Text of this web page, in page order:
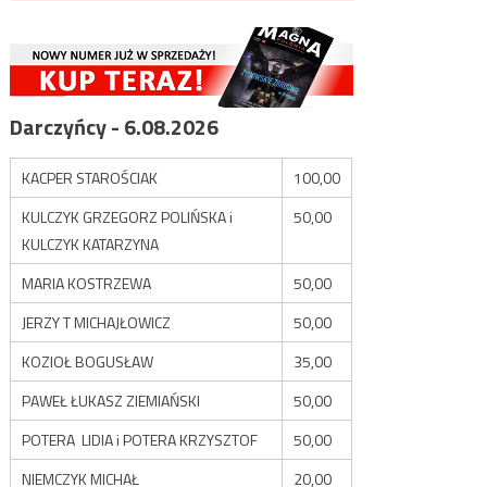
Darczyńcy - 6.08.2026
KACPER STAROŚCIAK
100,00
KULCZYK GRZEGORZ POLIŃSKA i
KULCZYK KATARZYNA
50,00
MARIA KOSTRZEWA
50,00
JERZY T MICHAJŁOWICZ
50,00
KOZIOŁ BOGUSŁAW
35,00
PAWEŁ ŁUKASZ ZIEMIAŃSKI
50,00
POTERA LIDIA i POTERA KRZYSZTOF
50,00
NIEMCZYK MICHAŁ
20,00